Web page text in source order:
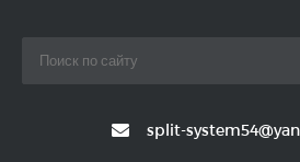
split-